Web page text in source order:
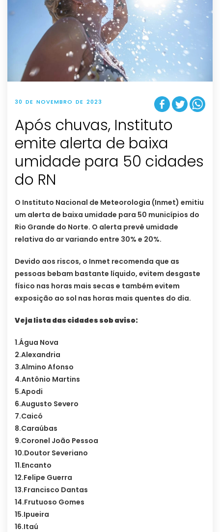
30 DE NOVEMBRO DE 2023
Após chuvas, Instituto
emite alerta de baixa
umidade para 50 cidades
do RN
O Instituto Nacional de Meteorologia (Inmet) emitiu
um alerta de baixa umidade para 50 municípios do
Rio Grande do Norte. O alerta prevê umidade
relativa do ar variando entre 30% e 20%.
Devido aos riscos, o Inmet recomenda que as
pessoas bebam bastante líquido, evitem desgaste
físico nas horas mais secas e também evitem
exposição ao sol nas horas mais quentes do dia.
Veja lista das cidades sob aviso:
1.Água Nova
2.Alexandria
3.Almino Afonso
4.Antônio Martins
5.Apodi
6.Augusto Severo
7.Caicó
8.Caraúbas
9.Coronel João Pessoa
10.Doutor Severiano
11.Encanto
12.Felipe Guerra
13.Francisco Dantas
14.Frutuoso Gomes
15.Ipueira
16.Itaú